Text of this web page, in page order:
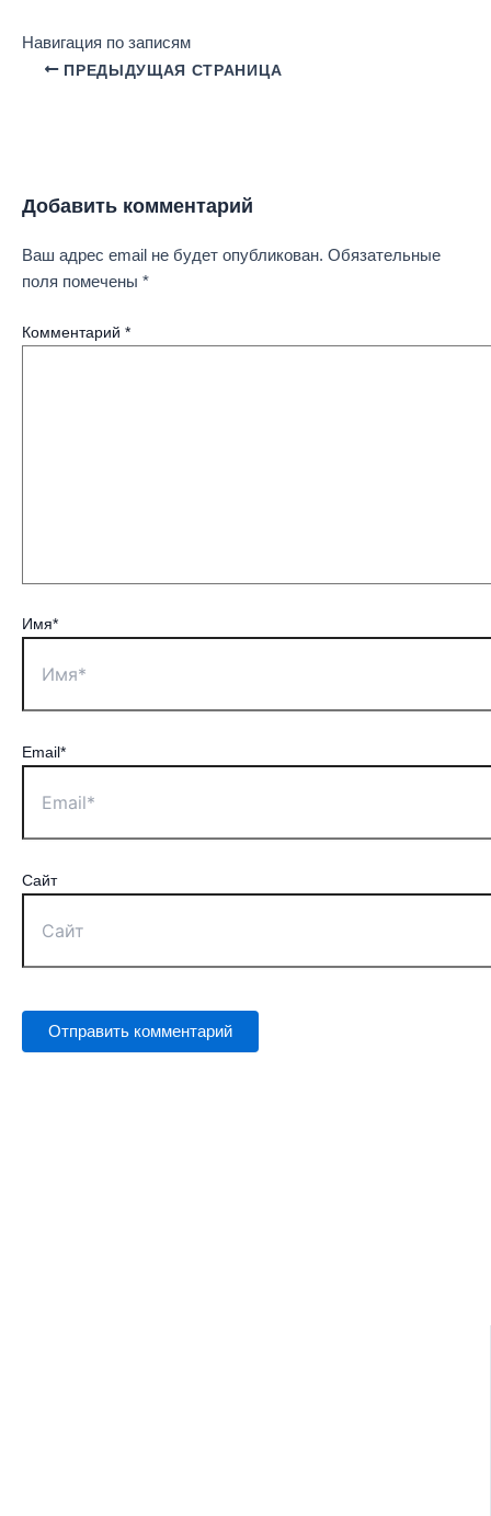
Навигация по записям
ПРЕДЫДУЩАЯ СТРАНИЦА
Добавить комментарий
Ваш адрес email не будет опубликован. Обязательные
поля помечены *
Комментарий *
Имя*
Email*
Сайт